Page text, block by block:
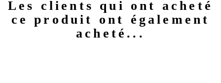
Les clients qui ont acheté
ce produit ont également
acheté...